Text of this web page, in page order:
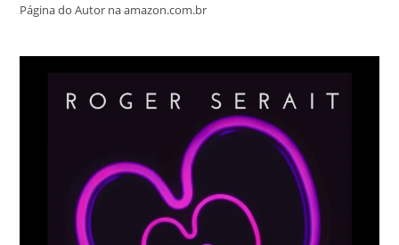
Página do Autor na amazon.com.br